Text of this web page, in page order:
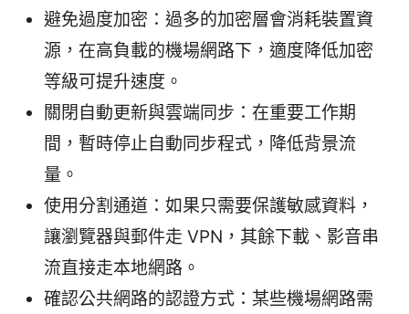
避免過度加密：過多的加密層會消耗裝置資
源，在高負載的機場網路下，適度降低加密
等級可提升速度。
關閉自動更新與雲端同步：在重要工作期
間，暫時停止自動同步程式，降低背景流
量。
使用分割通道：如果只需要保護敏感資料，
讓瀏覽器與郵件走 VPN，其餘下載、影音串
流直接走本地網路。
確認公共網路的認證方式：某些機場網路需